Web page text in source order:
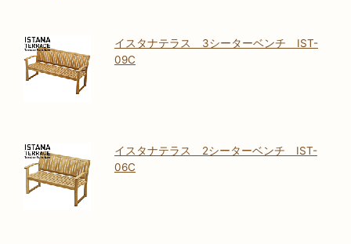
イスタナテラス 3シーターベンチ IST-
09C
イスタナテラス 2シーターベンチ IST-
06C